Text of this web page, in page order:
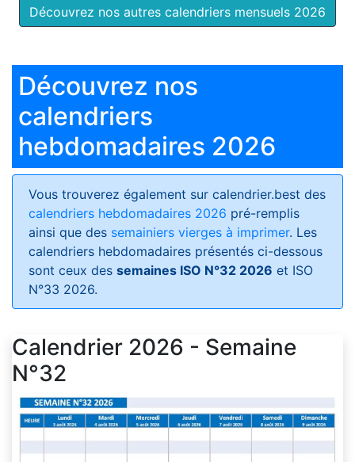
Découvrez nos autres calendriers mensuels 2026
Découvrez nos
calendriers
hebdomadaires 2026
Vous trouverez également sur calendrier.best des
calendriers hebdomadaires 2026 pré-remplis
ainsi que des semainiers vierges à imprimer. Les
calendriers hebdomadaires présentés ci-dessous
sont ceux des semaines ISO N°32 2026 et ISO
N°33 2026.
Calendrier 2026 - Semaine
N°32